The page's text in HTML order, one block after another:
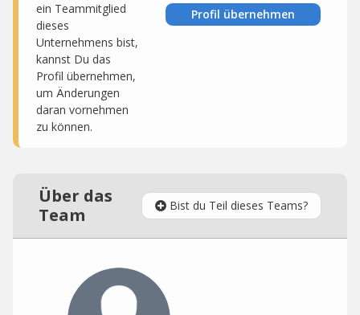
ein Teammitglied
dieses
Unternehmens bist,
kannst Du das
Profil übernehmen,
um Änderungen
daran vornehmen
zu können.
Profil übernehmen
Über das
Team
Bist du Teil dieses Teams?